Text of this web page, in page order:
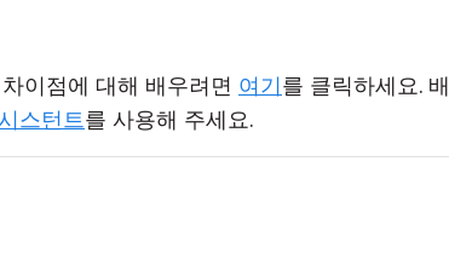
이점에 대해 배우려면 여기를 클릭하세요. 배
스턴트를 사용해 주세요.